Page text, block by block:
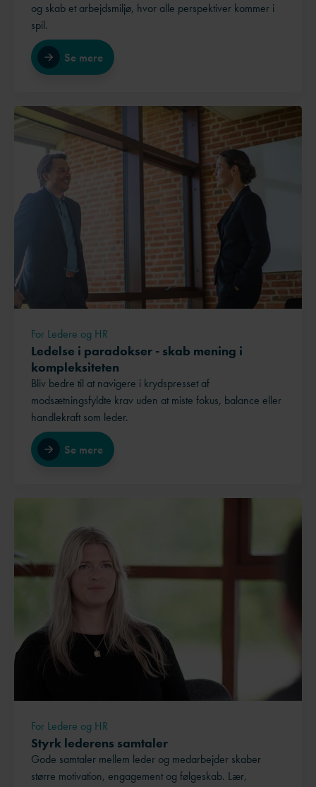
og skab et arbejdsmiljø, hvor alle perspektiver kommer i
spil.
Se mere
For Ledere og HR
Ledelse i paradokser - skab mening i
kompleksiteten
Bliv bedre til at navigere i krydspresset af
modsætningsfyldte krav uden at miste fokus, balance eller
handlekraft som leder.
Se mere
For Ledere og HR
Styrk lederens samtaler
Gode samtaler mellem leder og medarbejder skaber
større motivation, engagement og følgeskab. Lær,